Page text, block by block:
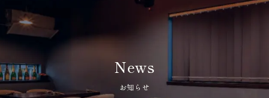
News
お知らせ